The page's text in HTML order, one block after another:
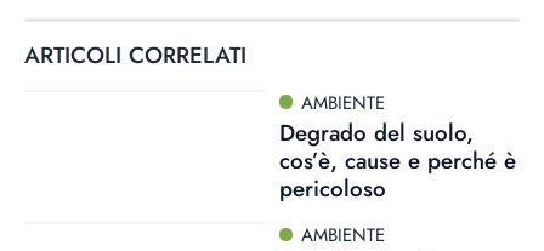
ARTICOLI CORRELATI
AMBIENTE
Degrado del suolo,
cos’è, cause e perché è
pericoloso
AMBIENTE